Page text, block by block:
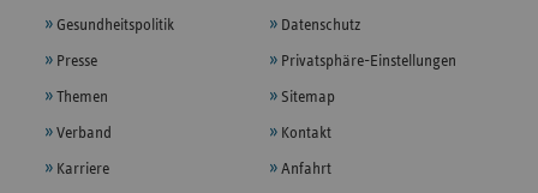
Gesundheitspolitik
Presse
Themen
Verband
Karriere
Datenschutz
Privatsphäre-Einstellungen
Sitemap
Kontakt
Anfahrt